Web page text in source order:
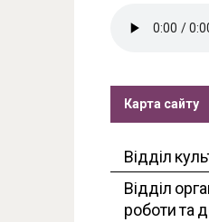
Карта сайту
Відділ
Відділ
роботи та